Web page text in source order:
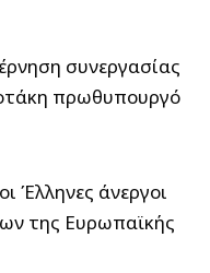
συνεργασίας
πρωθυπουργό
Έλληνες άνεργοι
της Ευρωπαϊκής